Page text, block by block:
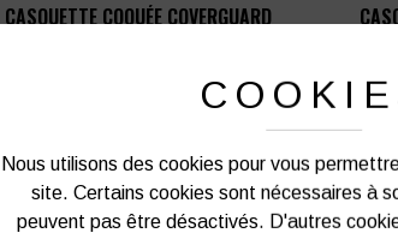
CASQUETTE COQUÉE COVERGUARD
Nous utilisons des cookies pour vous
site. Certains cookies sont nécessaires à
peuvent pas être désactivés. D'autres